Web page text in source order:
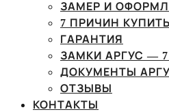
ЗАМЕР И
7 ПРИЧИН КУПИТЬ
ГАРАНТИЯ
ЗАМКИ АРГУС —
ДОКУМЕНТЫ
ОТЗЫВЫ
КОНТАКТЫ